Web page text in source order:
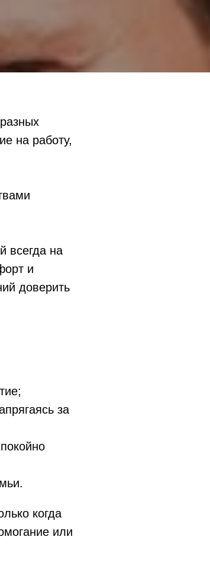
на работу,
всегда на
и
доверить
за
когда
или